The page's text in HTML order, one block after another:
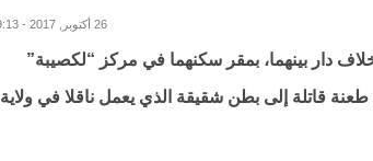
26 أكتوبر, 2017 - 09:13
دار بينهما، بمقر سكنهما في مركز “لكصيبة”
قاتلة إلى بطن شقيقة الذي يعمل ناقلا في ولاية